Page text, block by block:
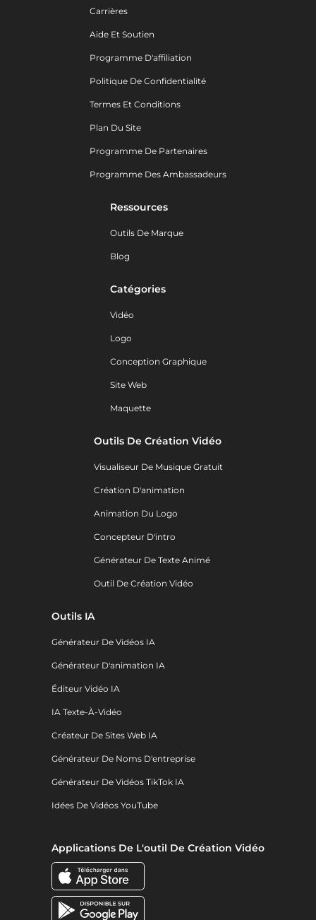
Carrières
Aide Et Soutien
Programme D'affiliation
Politique De Confidentialité
Termes Et Conditions
Plan Du Site
Programme De Partenaires
Programme Des Ambassadeurs
Ressources
Outils De Marque
Blog
Catégories
Vidéo
Logo
Conception Graphique
Site Web
Maquette
Outils De Création Vidéo
Visualiseur De Musique Gratuit
Création D'animation
Animation Du Logo
Concepteur D'intro
Générateur De Texte Animé
Outil De Création Vidéo
Outils IA
Générateur De Vidéos IA
Générateur D'animation IA
Éditeur Vidéo IA
IA Texte-À-Vidéo
Créateur De Sites Web IA
Générateur De Noms D'entreprise
Générateur De Vidéos TikTok IA
Idées De Vidéos YouTube
Applications De L'outil De Création Vidéo